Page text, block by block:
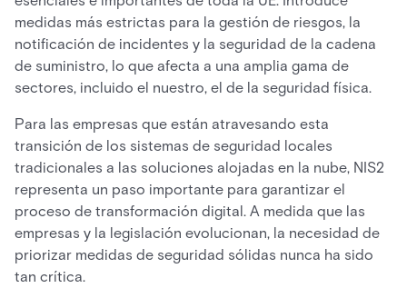
medidas más estrictas para la gestión de riesgos, la
notificación de incidentes y la seguridad de la cadena
de suministro, lo que afecta a una amplia gama de
sectores, incluido el nuestro, el de la seguridad física.
Para las empresas que están atravesando esta
transición de los sistemas de seguridad locales
tradicionales a las soluciones alojadas en la nube, NIS2
representa un paso importante para garantizar el
proceso de transformación digital. A medida que las
empresas y la legislación evolucionan, la necesidad de
priorizar medidas de seguridad sólidas nunca ha sido
tan crítica.